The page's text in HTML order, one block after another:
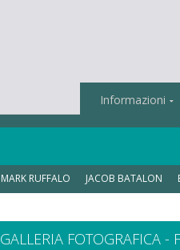
Informazioni
MARK RUFFALO JACOB BATALON
GALLERIA FOTOGRAFICA -